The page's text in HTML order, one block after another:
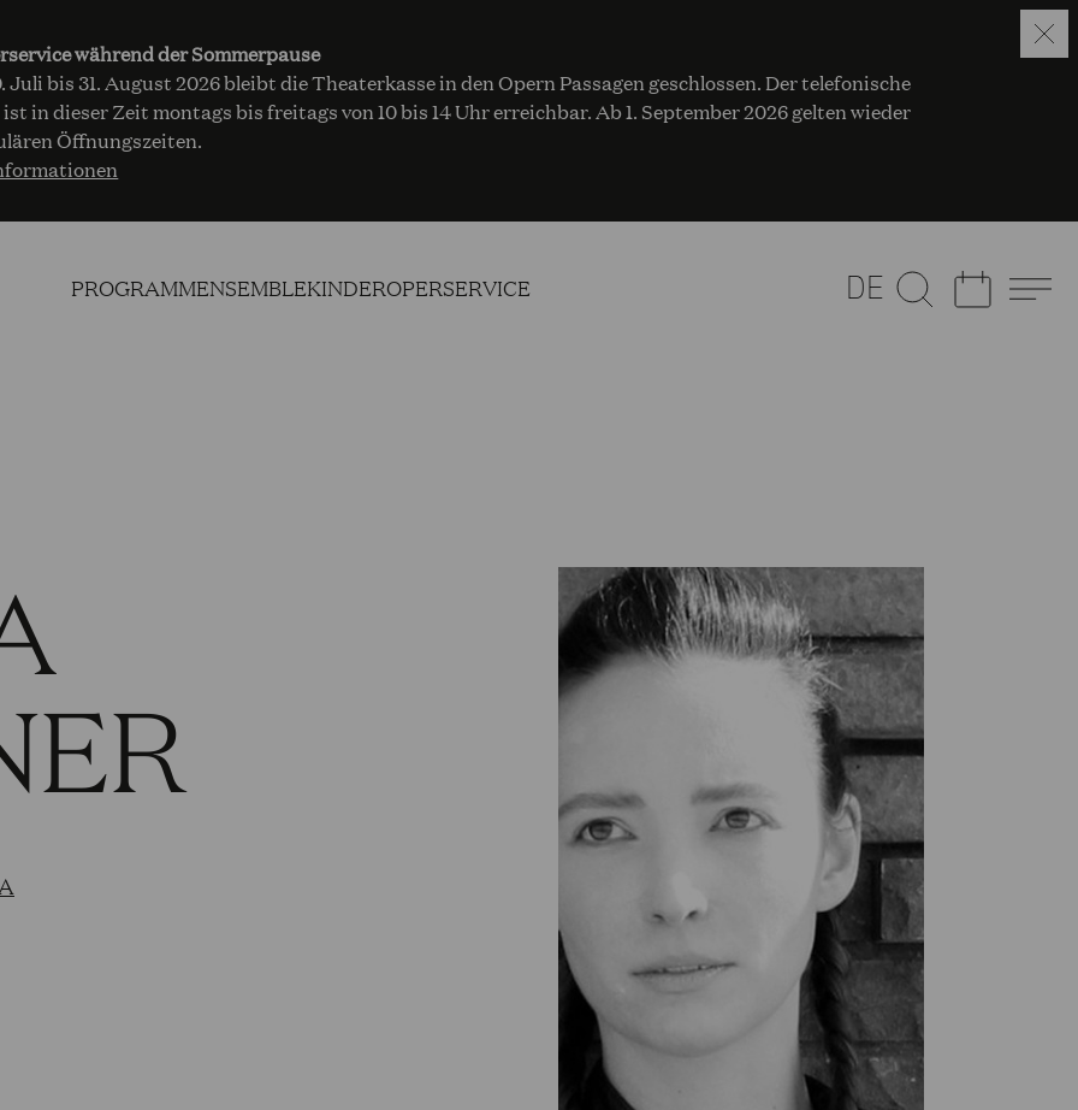
während der Sommerpause
Juli bis 31. August 2026 bleibt die Theaterkasse in den Opern Passagen geschlossen. Der telefonische
ist in dieser Zeit montags bis freitags von 10 bis 14 Uhr erreichbar. Ab 1. September 2026 gelten wieder
Öffnungszeiten.
PROGRAMMENSEMBLEKINDEROPERSERVICE DE